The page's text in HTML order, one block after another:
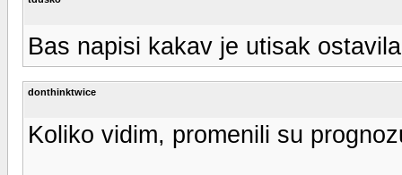
Bas napisi kakav je utisak
donthinktwice
Koliko vidim, promenili su